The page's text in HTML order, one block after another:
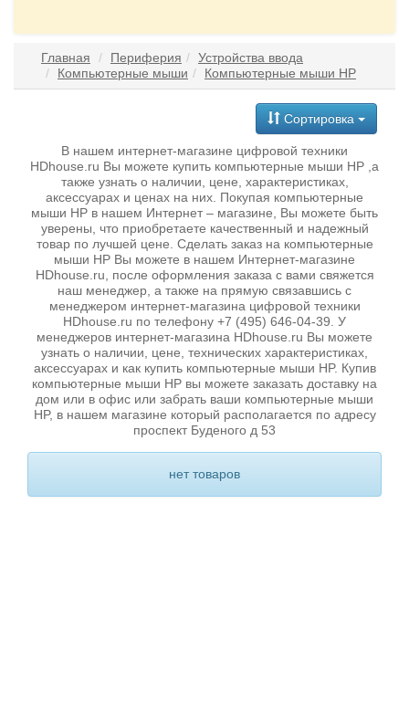
Главная Периферия
Устройства ввода
Компьютерные мыши
Компьютерные мыши HP
Сортировка
В нашем интернет-магазине цифровой техники
HDhouse.ru Вы можете купить компьютерные мыши HP ,а
также узнать о наличии, цене, характеристиках,
аксессуарах и ценах на них. Покупая компьютерные
мыши HP в нашем Интернет – магазине, Вы можете быть
уверены, что приобретаете качественный и надежный
товар по лучшей цене. Сделать заказ на компьютерные
мыши HP Вы можете в нашем Интернет-магазине
HDhouse.ru, после оформления заказа с вами свяжется
наш менеджер, а также на прямую связавшись с
менеджером интернет-магазина цифровой техники
HDhouse.ru по телефону +7 (495) 646-04-39. У
менеджеров интернет-магазина HDhouse.ru Вы можете
узнать о наличии, цене, технических характеристиках,
аксессуарах и как купить компьютерные мыши HP. Купив
компьютерные мыши HP вы можете заказать доставку на
дом или в офис или забрать ваши компьютерные мыши
HP, в нашем магазине который располагается по адресу
проспект Буденого д 53
нет товаров